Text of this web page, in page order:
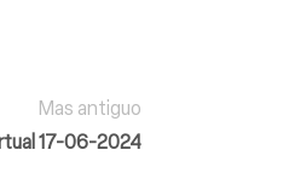
Mas antiguo
17-06-2024